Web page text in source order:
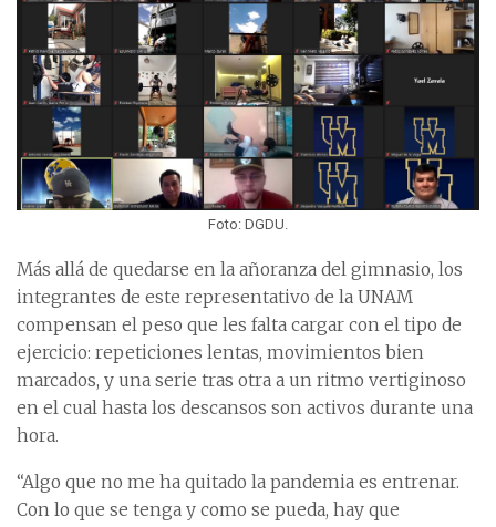
Foto: DGDU.
Más allá de quedarse en la añoranza del gimnasio, los
integrantes de este representativo de la UNAM
compensan el peso que les falta cargar con el tipo de
ejercicio: repeticiones lentas, movimientos bien
marcados, y una serie tras otra a un ritmo vertiginoso
en el cual hasta los descansos son activos durante una
hora.
“Algo que no me ha quitado la pandemia es entrenar.
Con lo que se tenga y como se pueda, hay que